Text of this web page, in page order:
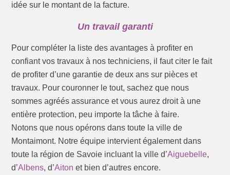
idée sur le montant de la facture.
Un travail garanti
Pour compléter la liste des avantages à profiter en
confiant vos travaux à nos techniciens, il faut citer le fait
de profiter d’une garantie de deux ans sur pièces et
travaux. Pour couronner le tout, sachez que nous
sommes agréés assurance et vous aurez droit à une
entière protection, peu importe la tâche à faire.
Notons que nous opérons dans toute la ville de
Montaimont. Notre équipe intervient également dans
toute la région de Savoie incluant la ville d’Aiguebelle,
d’Albens, d’Aiton et bien d’autres encore.